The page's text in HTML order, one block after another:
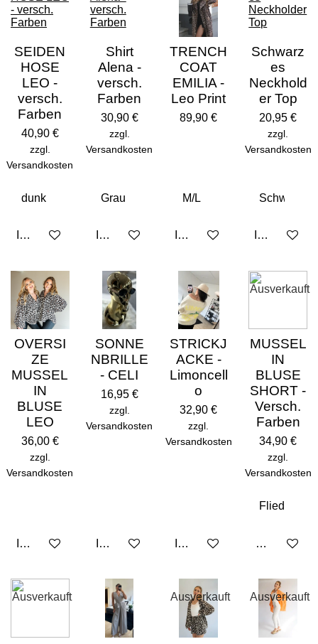
SEIDEN
HOSE
LEO -
versch.
Farben
40,90 €
zzgl.
Versandkosten
In den Warenkorb
Shirt
Alena -
versch.
Farben
30,90 €
zzgl.
Versandkosten
In den Warenkorb
TRENCH
COAT
EMILIA -
Leo Print
89,90 €
In den Warenkorb
Schwarz
es
Neckhold
er Top
20,95 €
zzgl.
Versandkosten
In den
OVERSI
ZE
MUSSEL
IN
BLUSE
LEO
36,00 €
zzgl.
Versandkosten
In den Warenkorb
SONNE
NBRILLE
- CELI
16,95 €
zzgl.
Versandkosten
In den Warenkorb
STRICKJ
ACKE -
Limoncell
o
32,90 €
zzgl.
Versandkosten
In den Warenkorb
Ausverkauft
MUSSEL
IN
BLUSE
SHORT -
Versch.
Farben
34,90 €
zzgl.
Versandkosten
Bei
Ausverkauft Ausverkauft Ausverkauft